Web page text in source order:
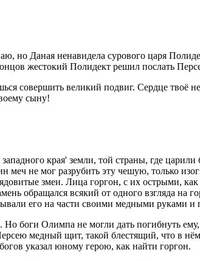
но Даная ненавидела сурового царя
жестокий Полидект решил послать
совершить великий подвиг. Сердце твоё
сыну!
края' земли, той страны, где
меч не мог разрубить эту чешую, только
змеи. Лица горгон, с их острыми,
обращался всякий от одного взгляда
его на части своими медными руками и
боги Олимпа не могли дать погибнуть
медный щит, такой блестящий, что в
указал юному герою, как найти горгон.